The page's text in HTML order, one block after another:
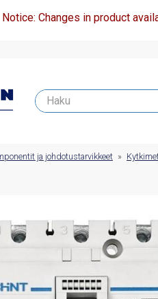
Notice: Changes in product
ja johdotustarvikkeet »